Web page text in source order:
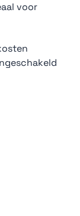
voor